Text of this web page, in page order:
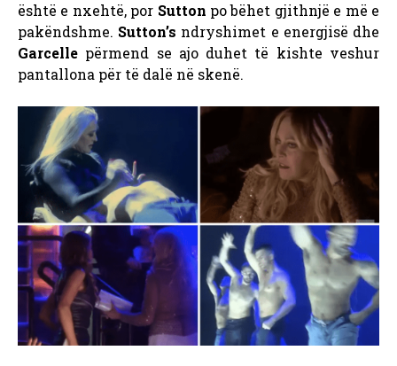
është e nxehtë, por Sutton po bëhet gjithnjë e më e
pakëndshme. Sutton’s ndryshimet e energjisë dhe
Garcelle përmend se ajo duhet të kishte veshur
pantallona për të dalë në skenë.